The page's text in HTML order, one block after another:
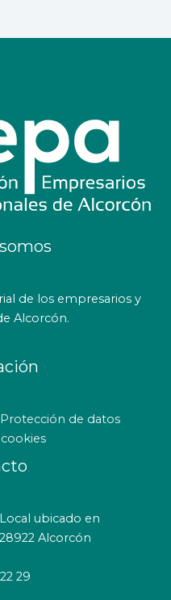
de los empresarios y
Alcorcón.
de datos
ubicado en
Alcorcón
29